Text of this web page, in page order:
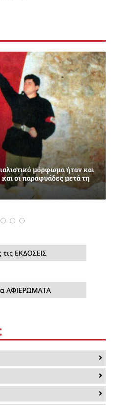
μόρφωμα ήταν και
οι παραφυάδες μετά τη
τις ΕΚΔΟΣΕΙΣ
ΑΦΙΕΡΩΜΑΤΑ